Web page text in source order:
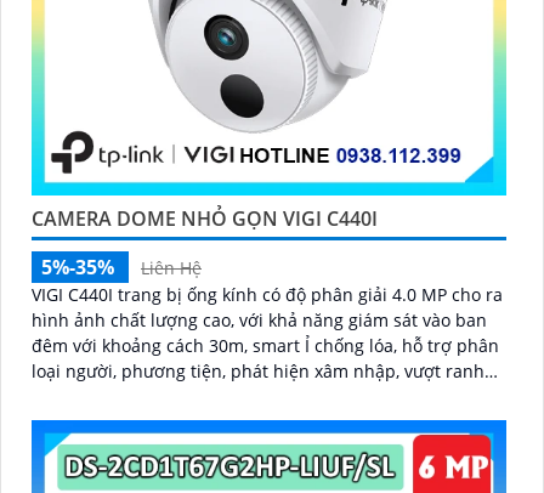
CAMERA DOME NHỎ GỌN VIGI C440I
5%-35%
Liên Hệ
VIGI C440I trang bị ống kính có độ phân giải 4.0 MP cho ra
hình ảnh chất lượng cao, với khả năng giám sát vào ban
đêm với khoảng cách 30m, smart Ỉ chống lóa, hỗ trợ phân
loại người, phương tiện, phát hiện xâm nhập, vượt ranh